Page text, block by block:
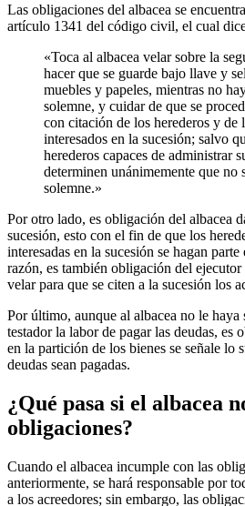
Las obligaciones del albacea se
artículo 1341 del código civil, el cual
«Toca al albacea velar sobre la
hacer que se guarde bajo llave y
muebles y papeles, mientras no
solemne, y cuidar de que se
con citación de los herederos y de
interesados en la sucesión; salvo
herederos capaces de administrar
determinen unánimemente que no
solemne.»
Por otro lado, es obligación del albacea
sucesión, esto con el fin de que los
interesadas en la sucesión se hagan
razón, es también obligación del ejecutor
velar para que se citen a la sucesión los
Por último, aunque al albacea no le haya
testador la labor de pagar las deudas, es
en la partición de los bienes se señale lo
deudas sean pagadas.
¿Qué pasa si el albacea
obligaciones?
Cuando el albacea incumple con las
anteriormente, se hará responsable por
a los acreedores; sin embargo, las